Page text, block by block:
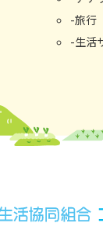
旅行
生活